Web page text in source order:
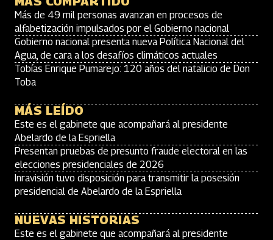
Más de 49 mil personas avanzan en procesos de
alfabetización impulsados por el Gobierno nacional
Gobierno nacional presenta nueva Política Nacional del
Agua, de cara a los desafíos climáticos actuales
Tobías Enrique Pumarejo: 120 años del natalicio de Don
Toba
MÁS LEÍDO
Este es el gabinete que acompañará al presidente
Abelardo de la Espriella
Presentan pruebas de presunto fraude electoral en las
elecciones presidenciales de 2026
Inravisión tuvo disposición para transmitir la posesión
presidencial de Abelardo de la Espriella
NUEVAS HISTORIAS
Este es el gabinete que acompañará al presidente